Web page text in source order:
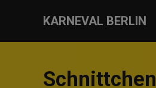
KARNEVAL BERLIN
Schnittchen